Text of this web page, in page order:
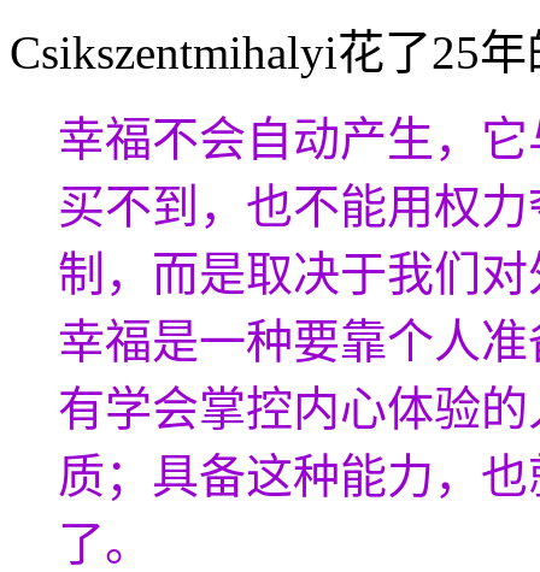
Csikszentmihalyi花了25
幸福不会自动产生，
买不到，也不能用权
制，而是取决于我们
幸福是一种要靠个人
有学会掌控内心体验
质；具备这种能力，
了。